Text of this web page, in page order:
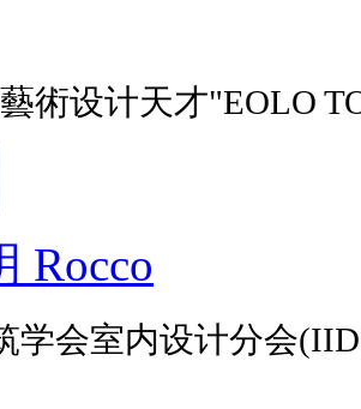
術设计天才"EOLO
Rocco
学会室内设计分会